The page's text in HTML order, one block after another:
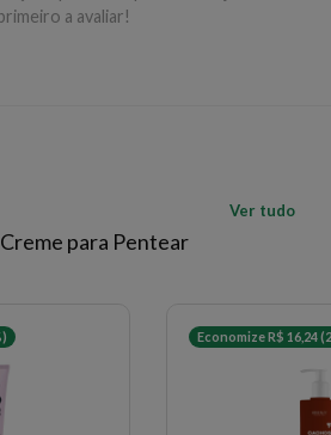
a partir de dados das lojas
a avaliar!
para Pentear
Ver tudo
Economize R$ 16,24